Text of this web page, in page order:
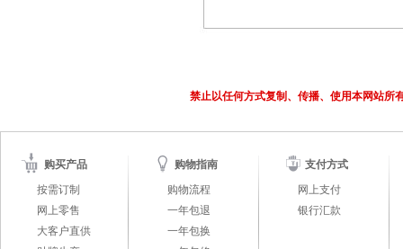
禁止以任何方式复制、传播、使用本网站所
购买产品
按需订制
网上零售
大客户直供
购物指南
购物流程
一年包退
一年包换
支付方式
网上支付
银行汇款